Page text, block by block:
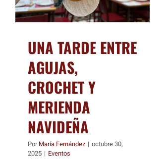
UNA TARDE ENTRE
AGUJAS,
CROCHET Y
MERIENDA
NAVIDEÑA
PorMaría Fernández | octubre 30,
2025 | Eventos